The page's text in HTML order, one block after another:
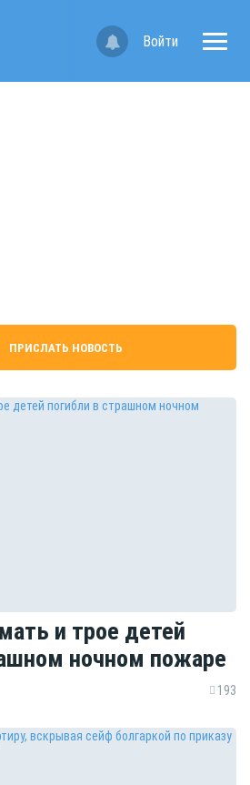
Войти
ПРИСЛАТЬ НОВОСТЬ
и трое детей
ночном пожаре
193